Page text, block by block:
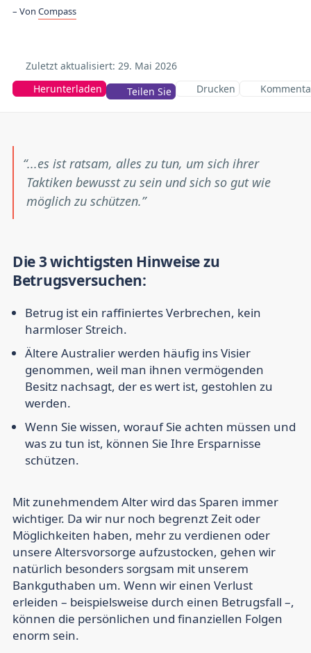
Von Compass
Zuletzt aktualisiert: 29. Mai 2026
Herunterladen
Teilen Sie Drucken
...es ist ratsam, alles zu tun, um sich ihrer
Taktiken bewusst zu sein und sich so gut wie
möglich zu schützen.
Die 3 wichtigsten Hinweise zu
Betrugsversuchen:
Betrug ist ein raffiniertes Verbrechen, kein
harmloser Streich.
Ältere Australier werden häufig ins Visier
genommen, weil man ihnen vermögenden
Besitz nachsagt, der es wert ist, gestohlen zu
werden.
Wenn Sie wissen, worauf Sie achten müssen und
was zu tun ist, können Sie Ihre Ersparnisse
schützen.
Mit zunehmendem Alter wird das Sparen immer
wichtiger. Da wir nur noch begrenzt Zeit oder
Möglichkeiten haben, mehr zu verdienen oder
unsere Altersvorsorge aufzustocken, gehen wir
natürlich besonders sorgsam mit unserem
Bankguthaben um. Wenn wir einen Verlust
erleiden – beispielsweise durch einen Betrugsfall –,
können die persönlichen und finanziellen Folgen
enorm sein.